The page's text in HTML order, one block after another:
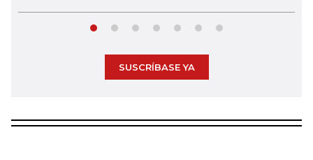
SUSCRÍBASE YA